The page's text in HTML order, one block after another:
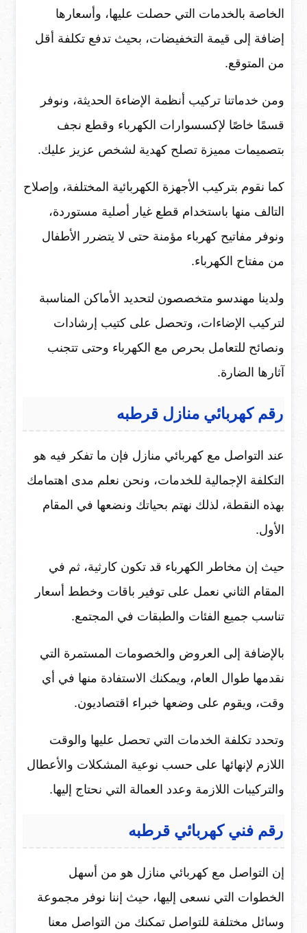
الخاصة بالخدمات التي حصلت عليها، وأسعارها
إضافة إلى قيمة التخفيضات، بحيث تدفع تكلفة أقل
من المتوقع.
ومن خدماتنا تركيب أنظمة الإضاءة الحديثة، ونوفر
قسمًا خاصًا لإكسسوارات الكهرباء وقطع نجف
بتصميمات مميزة تصلح كهدية لشخص عزيز عليك.
كما نقوم بتركيب الأجهزة الكهربائية المختلفة، وإصلاح
التالف منها باستخدام قطع غيار أصلية مستوردة،
ونوفر مفاتيح كهرباء مؤمنة حتى لا يتضرر الأطفال
من مفتاح الكهرباء.
ولدينا مهندسو متخصصون لتحديد الأماكن المناسبة
لتركيب الإضاءات، وتحصل على كتيب إرشادات
ونصائح للتعامل بحرص مع الكهرباء وحتى تتجنب
آثارها الضارة.
رقم كهربائي منازل قرطبه
عند التواصل مع كهربائي منازل فإن ما تفكر فيه هو
التكلفة الإجمالية للخدمات، ونحن نعلم مدى اهتمامك
بهذه النقطة، لذلك نهتم بحياتك ونضعها في المقام
الأول.
حيث إن مخاطر الكهرباء قد تكون كارثية، ثم في
المقام الثاني نعمل على توفير باقات وخطط أسعار
تناسب جميع الفئات والطبقات في المجتمع.
بالإضافة إلى العروض والخصومات المستمرة التي
نقدمها طوال العام، ويمكنك الاستفادة منها في أي
وقت، ويقوم على وضعها خبراء اقتصاديون.
وتحدد تكلفة الخدمات التي تحصل عليها والوقت
اللازم لإنهائها على حسب نوعية المشكلات والأعطال
والتركيبات اللازمة وعدد العمالة التي نحتاج إليها.
رقم فني كهربائي قرطبه
إن التواصل مع كهربائي منازل هو من أسهل
الخطوات التي نسعى إليها، حيث إننا نوفر مجموعة
وسائل مختلفة للتواصل تمكنك من التواصل معنا